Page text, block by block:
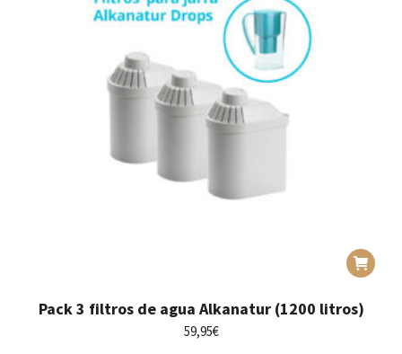
Pack 3 filtros de agua Alkanatur (1200 litros)
59,95€